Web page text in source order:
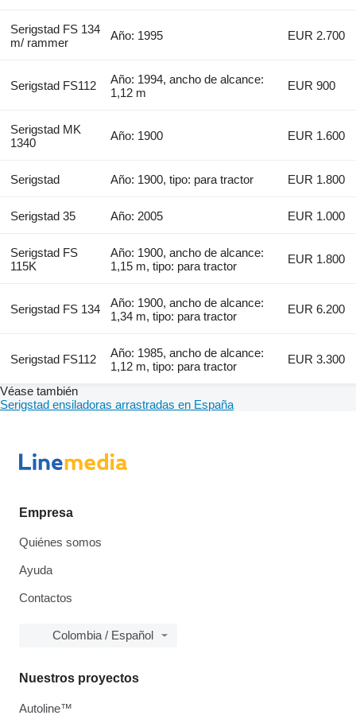
Serigstad FS 134
m/ rammer
Año: 1995 EUR 2.700
Serigstad FS112
Año: 1994, ancho de alcance:
1,12 m
EUR 900
Serigstad MK
1340
Año: 1900 EUR 1.600
Serigstad Año: 1900, tipo: para tractor EUR 1.800
Serigstad 35 Año: 2005 EUR 1.000
Serigstad FS
115K
Año: 1900, ancho de alcance:
1,15 m, tipo: para tractor
EUR 1.800
Serigstad FS 134
Año: 1900, ancho de alcance:
1,34 m, tipo: para tractor
EUR 6.200
Serigstad FS112
Año: 1985, ancho de alcance:
1,12 m, tipo: para tractor
EUR 3.300
Véase también
Serigstad ensiladoras arrastradas en España
Empresa
Quiénes somos
Ayuda
Contactos
Colombia / Español
Nuestros proyectos
Autoline™